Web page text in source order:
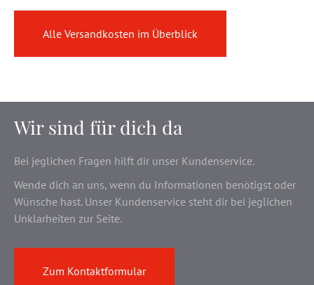
Alle Versandkosten im Überblick
Wir sind für dich da
Bei jeglichen Fragen hilft dir unser Kundenservice.
Wende dich an uns, wenn du Informationen benötigst oder
Wünsche hast. Unser Kundenservice steht dir bei jeglichen
Unklarheiten zur Seite.
Zum Kontaktformular